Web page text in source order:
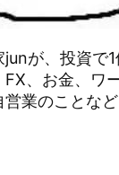
が、投資で
、お金、ワ
業のことな